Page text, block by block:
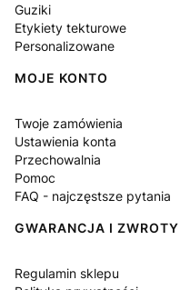
Guziki
Etykiety tekturowe
Personalizowane
MOJE KONTO
Twoje zamówienia
Ustawienia konta
Przechowalnia
Pomoc
FAQ - najczęstsze pytania
GWARANCJA I ZWROTY
Regulamin sklepu